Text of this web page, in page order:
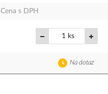
Cena s DPH
ks
Na dotaz